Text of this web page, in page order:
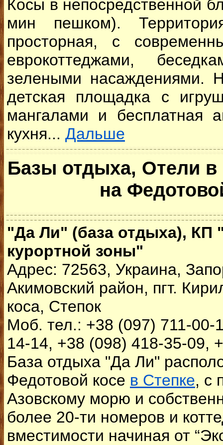
Косы в непосредственной
мин пешком).
просторная, с
еврокоттеджами,
зелеными насаждениями.
детская площадка с
мангалами и бесплатная
кухня... Дальше
Базы отдыха, Отели в
на
"Да Ли" (база отдыха), КП
курортной зоны"
Адрес: 72563, Украина,
Акимовский район, пгт.
коса, Степок
Моб. тел.: +38 (097) 711-00-
14-14, +38 (098) 418-35-09,
База отдыха "Да Ли"
Федотовой косе в Степке, с
Азовскому морю и
более 20-ти номеров и
вместимости начиная от